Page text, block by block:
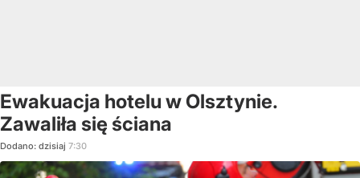
Ewakuacja hotelu w Olsztynie.
Zawaliła się ściana
Dodano: dzisiaj 7:30